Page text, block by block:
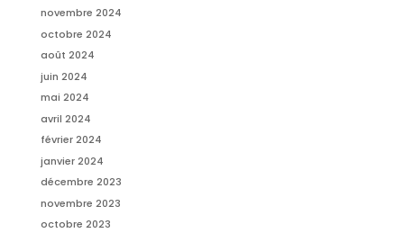
novembre 2024
octobre 2024
août 2024
juin 2024
mai 2024
avril 2024
février 2024
janvier 2024
décembre 2023
novembre 2023
octobre 2023